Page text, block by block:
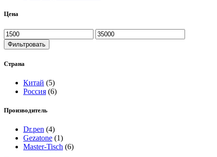
Цена
Фильтровать
Страна
Китай (5)
Россия (6)
Производитель
Dr.pen (4)
Gezatone (1)
Master-Tisch (6)